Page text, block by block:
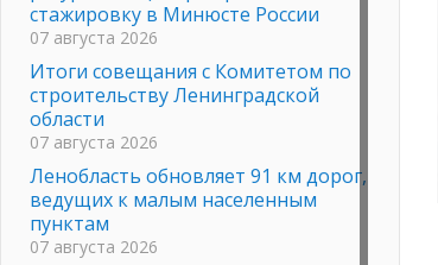
стажировку в Минюсте России
07 августа 2026
Итоги совещания с Комитетом по
строительству Ленинградской
области
07 августа 2026
Ленобласть обновляет 91 км дорог,
ведущих к малым населенным
пунктам
07 августа 2026